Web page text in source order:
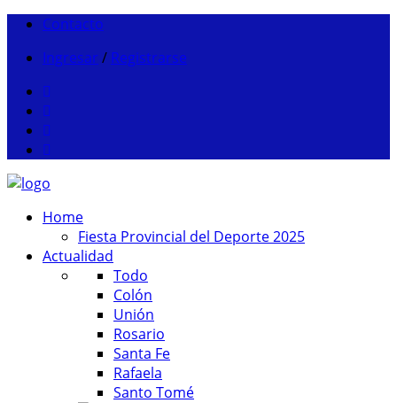
Contacto
Ingresar / Registrarse
Home
Fiesta Provincial del Deporte 2025
Actualidad
Todo
Colón
Unión
Rosario
Santa Fe
Rafaela
Santo Tomé